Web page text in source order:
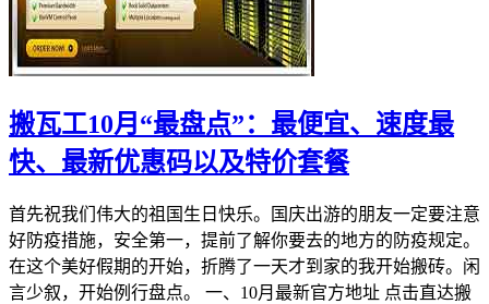
搬瓦工10月“最盘点”：最便宜、速度最
快、最新优惠码以及特价套餐
首先祝我们伟大的祖国生日快乐。国庆出游的朋友一定要注意
好防疫措施，安全第一，提前了解你要去的地方的防疫规定。
在这个美好假期的开始，折腾了一天才到家的我开始搬砖。闲
言少叙，开始例行盘点。 一、10月最新官方地址 点击直达搬